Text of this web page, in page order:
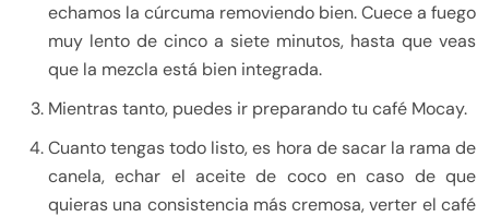
echamos la cúrcuma removiendo bien. Cuece a fuego
muy lento de cinco a siete minutos, hasta que veas
que la mezcla está bien integrada.
Mientras tanto, puedes ir preparando tu café Mocay.
Cuanto tengas todo listo, es hora de sacar la rama de
canela, echar el aceite de coco en caso de que
quieras una consistencia más cremosa, verter el café